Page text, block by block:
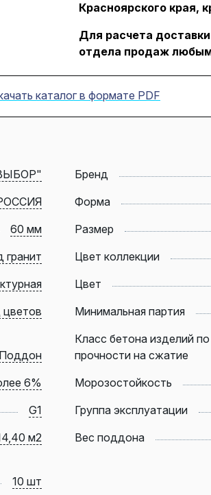
Красноярского края,
Для расчета
отдела продаж
каталог в формате PDF
Бренд
Форма
60 мм Размер
гранит Цвет коллекции
Цвет
Минимальная партия
Поддон
Класс бетона изделий по
прочности на сжатие
6% Морозостойкость
G1 Группа эксплуатации
м2 Вес поддона
10 шт